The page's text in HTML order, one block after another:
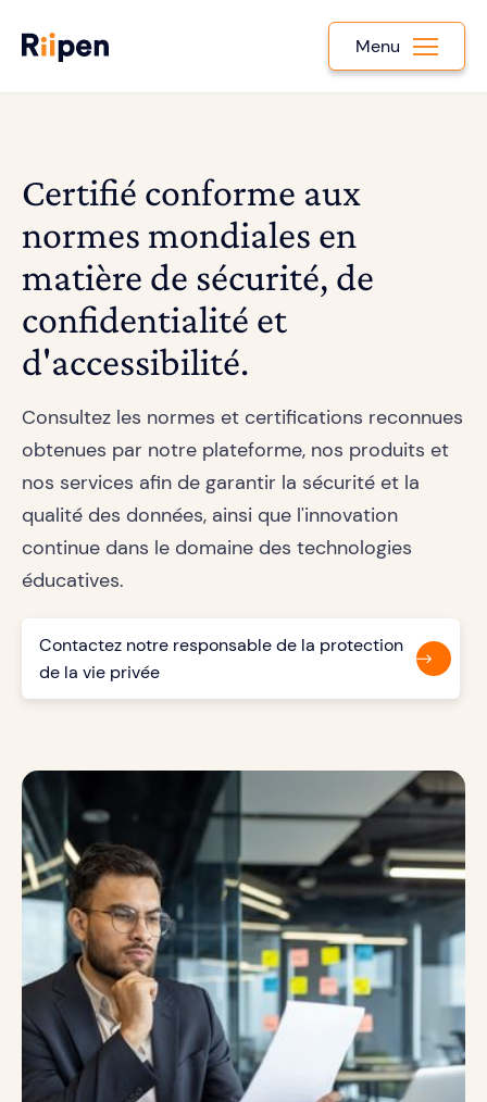
Menu
Certifié conforme aux
normes mondiales en
matière de sécurité, de
confidentialité et
d'accessibilité.
Consultez les normes et certifications reconnues
obtenues par notre plateforme, nos produits et
nos services afin de garantir la sécurité et la
qualité des données, ainsi que l'innovation
continue dans le domaine des technologies
éducatives.
Contactez notre responsable de la protection
de la vie privée